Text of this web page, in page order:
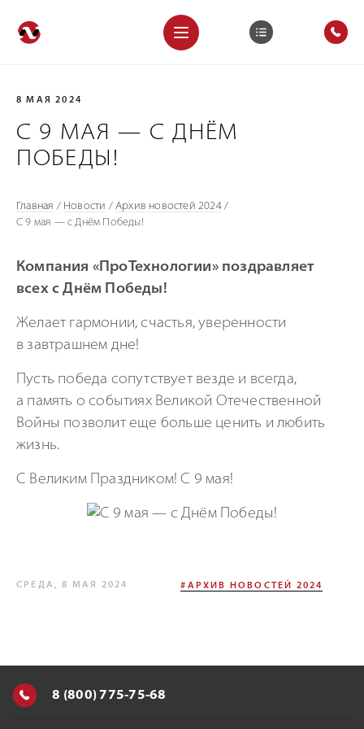
8 МАЯ 2024
С 9 МАЯ — С ДНЁМ
ПОБЕДЫ!
Главная / Новости /Архив новостей 2024/
С 9 мая — с Днём Победы!
Компания «ПроТехнологии» поздравляет
всех с Днём Победы!
Желает гармонии, счастья, уверенности
в завтрашнем дне!
Пусть победа сопутствует везде и всегда,
а память о событиях Великой Отечественной
Войны позволит еще больше ценить и любить
жизнь.
С Великим Праздником! С 9 мая!
СРЕДА, 8 МАЯ 2024 #АРХИВ НОВОСТЕЙ 2024
8 (800) 775-75-68